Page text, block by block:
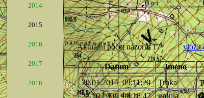
2014
2015
2016
2017
2018